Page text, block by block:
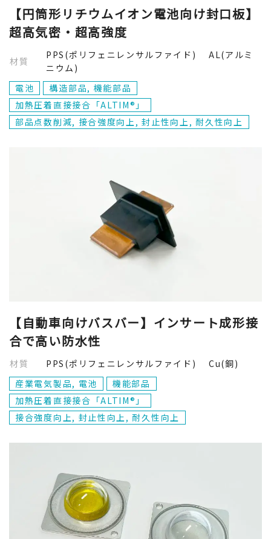
【円筒形リチウムイオン電池向け封口板】
超高気密・超高強度
材質
PPS(ポリフェニレンサルファイド) AL(アルミ
ニウム)
電池
構造部品, 機能部品
加熱圧着直接接合「ALTIM®」
部品点数削減, 接合強度向上, 封止性向上, 耐久性向上
【自動車向けバスバー】インサート成形接
合で高い防水性
材質
PPS(ポリフェニレンサルファイド) Cu(銅)
産業電気製品, 電池
機能部品
加熱圧着直接接合「ALTIM®」
接合強度向上, 封止性向上, 耐久性向上